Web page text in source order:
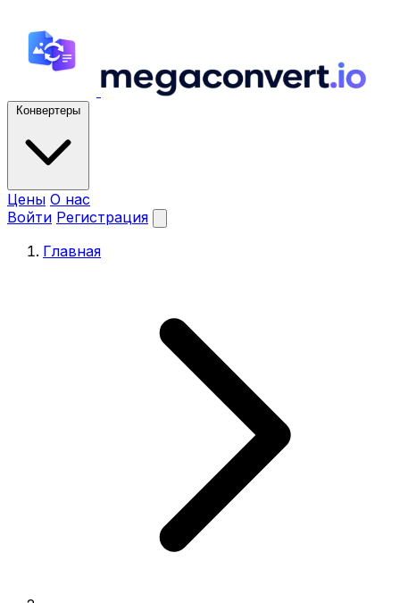
Конвертеры
Цены О нас
Войти Регистрация
Главная